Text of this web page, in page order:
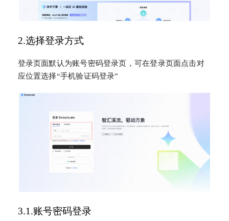
2.选择登录方式
登录页面默认为账号密码登录页，可在登录页面点击对
应位置选择“手机验证码登录”
3.1.账号密码登录